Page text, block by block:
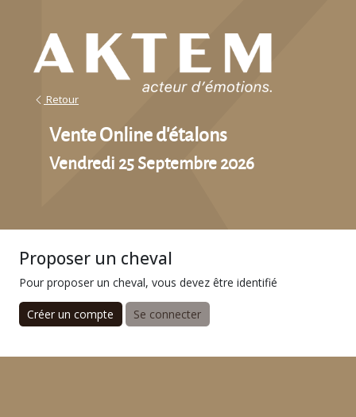
Retour
Vente Online d'étalons
Vendredi 25 Septembre 2026
Proposer un cheval
Pour proposer un cheval, vous devez être identifié
Créer un compte Se connecter